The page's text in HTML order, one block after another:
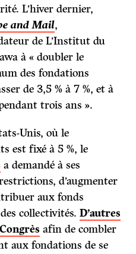
L’hiver dernier,
and Mail,
de L’Institut du
à « doubler le
des fondations
de 3,5 % à 7 %, et à
trois ans ».
Unis, où le
est fixé à 5 %, le
a demandé à ses
d’augmenter
aux fonds
collectivités.D’autres
afin de combler
aux fondations de se